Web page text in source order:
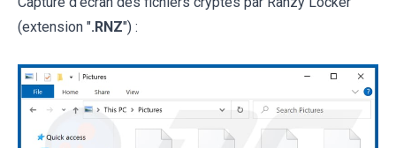
(extension ".RNZ") :